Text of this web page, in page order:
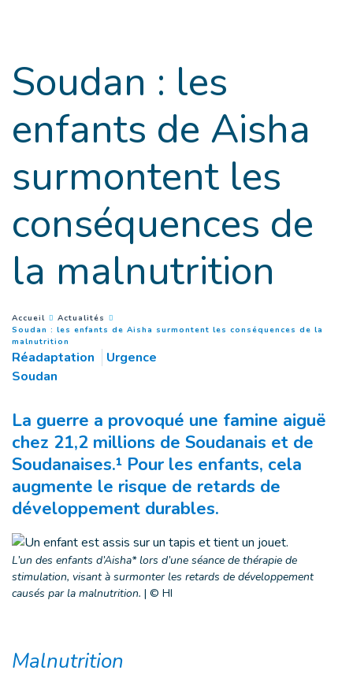
Soudan : les
enfants de Aisha
surmontent les
conséquences de
la malnutrition
You are here :
Accueil
Actualités
Soudan : les enfants de Aisha surmontent les conséquences de la
malnutrition
Réadaptation
Urgence
Soudan
La guerre a provoqué une famine aiguë
chez 21,2 millions de Soudanais et de
Soudanaises.¹ Pour les enfants, cela
augmente le risque de retards de
développement durables.
L’un des enfants d’Aisha* lors d’une séance de thérapie de
stimulation, visant à surmonter les retards de développement
causés par la malnutrition. | © HI
Malnutrition